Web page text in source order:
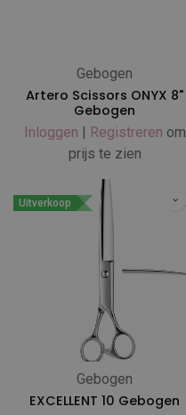
Gebogen
Artero Scissors ONYX 8"
Gebogen
Inloggen | Registreren om
prijs te zien
Uitverkoop
Gebogen
EXCELLENT 10 Gebogen